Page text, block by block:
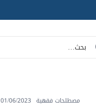
مصطلحات فقهية 01/06/2023